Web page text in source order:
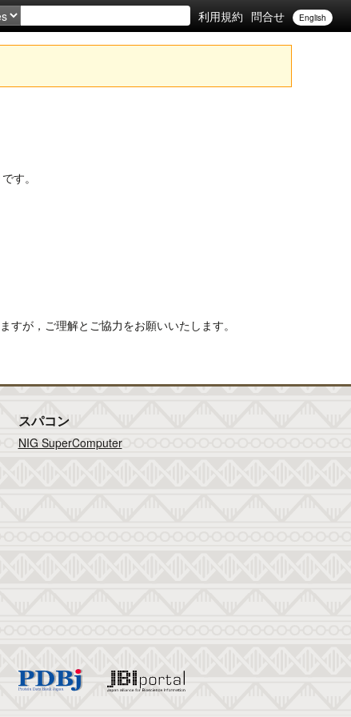
利用規約 問合せ English
す。
が，ご理解とご協力をお願いいたします。
スパコン
NIG SuperComputer